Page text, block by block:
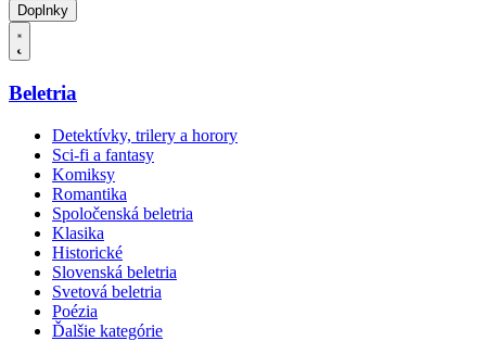
Doplnky
Beletria
Detektívky, trilery a horory
Sci-fi a fantasy
Komiksy
Romantika
Spoločenská beletria
Klasika
Historické
Slovenská beletria
Svetová beletria
Poézia
Ďalšie kategórie